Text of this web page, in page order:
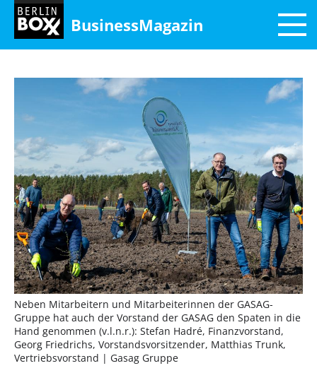
BusinessMagazin
Neben Mitarbeitern und Mitarbeiterinnen der GASAG-
Gruppe hat auch der Vorstand der GASAG den Spaten in die
Hand genommen (v.l.n.r.): Stefan Hadré, Finanzvorstand,
Georg Friedrichs, Vorstandsvorsitzender, Matthias Trunk,
Vertriebsvorstand | Gasag Gruppe